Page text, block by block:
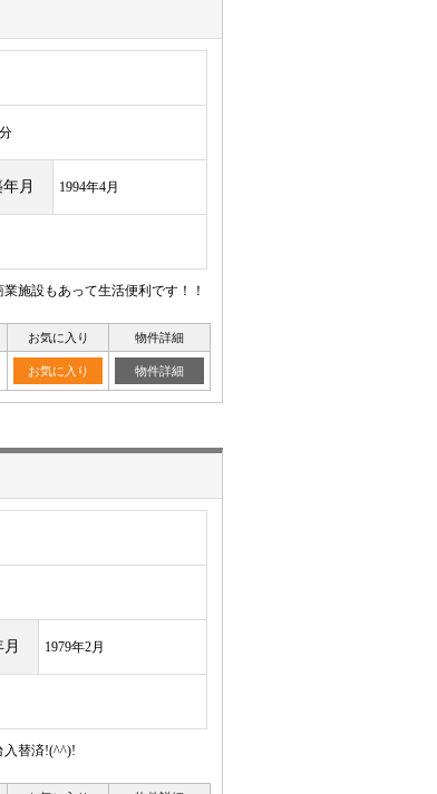
月 1994年4月
施設もあって生活便利です！！
お気に入り 物件詳細
お気に入り 物件詳細
1979年2月
入替済!(^^)!